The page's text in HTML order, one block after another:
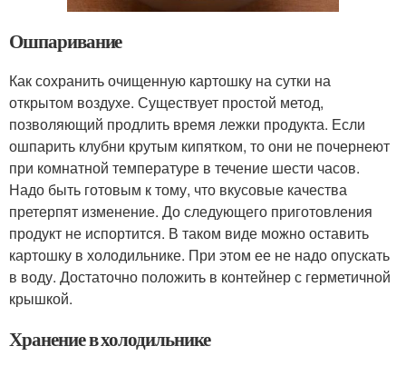
Ошпаривание
Как сохранить очищенную картошку на сутки на
открытом воздухе. Существует простой метод,
позволяющий продлить время лежки продукта. Если
ошпарить клубни крутым кипятком, то они не почернеют
при комнатной температуре в течение шести часов.
Надо быть готовым к тому, что вкусовые качества
претерпят изменение. До следующего приготовления
продукт не испортится. В таком виде можно оставить
картошку в холодильнике. При этом ее не надо опускать
в воду. Достаточно положить в контейнер с герметичной
крышкой.
Хранение в холодильнике